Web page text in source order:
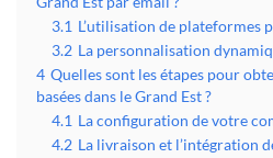
3.1 L’utilisation de plateformes
3.2 La personnalisation
4 Quelles sont les étapes pour
basées dans le Grand Est ?
4.1 La configuration de votre
4.2 La livraison et l’intégration